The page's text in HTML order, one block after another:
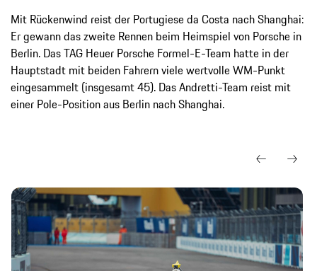
Mit Rückenwind reist der Portugiese da Costa nach Shanghai:
Er gewann das zweite Rennen beim Heimspiel von Porsche in
Berlin. Das TAG Heuer Porsche Formel-E-Team hatte in der
Hauptstadt mit beiden Fahrern viele wertvolle WM-Punkt
eingesammelt (insgesamt 45). Das Andretti-Team reist mit
einer Pole-Position aus Berlin nach Shanghai.